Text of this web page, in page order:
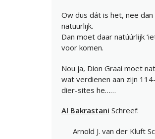
Ow dus dát is het, nee dan
natuurlijk.
Dan moet daar natúúrlijk
voor komen.
Nou ja, Dion Graai moet
wat verdienen aan zijn
dier-sites he……
Al Bakrastani Schreef:
Arnold J. van der Kluft